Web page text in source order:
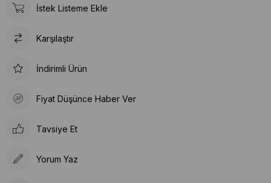
İstek Listeme Ekle
Karşılaştır
İndirimli Ürün
Fiyat Düşünce Haber Ver
Tavsiye Et
Yorum Yaz